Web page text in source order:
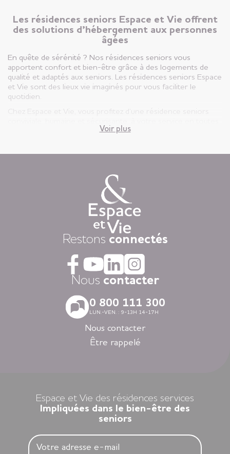
Les résidences seniors Espace et Vie offrent
des solutions d’hébergement aux personnes
âgées
En quête de sérénité ? Nos résidences seniors vous
apportent confort et bien-être grâce à des logements de
qualité et adaptés aux seniors. Les résidences seniors Espace
et Vie sont des lieux vie imaginés pour vous faciliter le
quotidien.
vie privatif et vous êtes libre d’y vivre selon votre rythme et
Chaque jour, nous mettons à disposition des animations
variées auxquelles, vous restez libre d’y participer, une
restauration « fait-maison », et une aide à la personne
attentionnée, réalisée par des équipes de professionnels
Dans nos résidences pour personnes âgées vous vivez dans
la tranquillité grâce au dispositif d’appel d’urgence et la
coordination médicale inclues. Faites le choix du confort
avec la restauration, la blanchisserie, l’espace coiffure-beauté
ou l’espace forme et détente à votre disposition dans vos
espaces communs.
Avec nos logements modernes et spécialement adaptés aux
personnes âgées vous vivez en toute autonomie dans des
villes agréables et des environnements soigneusement
sélectionnés en Nouvelle-Aquitaine, en Auvergne-Rhône-
Alpes, en Ile-de-France, en Bretagne et dans les Pays de la
Voir plus
Restons connectés
Nous contacter
0 800 111 300
LUN.-VEN. : 9-13H 14-17H
Nous contacter
Être rappelé
Espace et Vie des résidences services
Impliquées dans le bien-être des
seniors